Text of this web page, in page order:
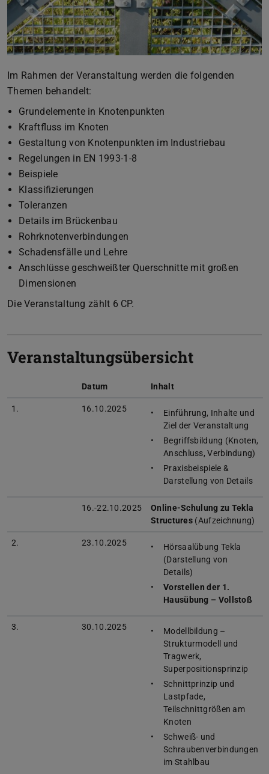
Im Rahmen der Veranstaltung werden die folgenden
Themen behandelt:
Grundelemente in Knotenpunkten
Kraftfluss im Knoten
Gestaltung von Knotenpunkten im Industriebau
Regelungen in EN 1993-1-8
Beispiele
Klassifizierungen
Toleranzen
Details im Brückenbau
Rohrknotenverbindungen
Schadensfälle und Lehre
Anschlüsse geschweißter Querschnitte mit großen
Dimensionen
Die Veranstaltung zählt 6 CP.
Veranstaltungsübersicht
Datum Inhalt
1. 16.10.2025
Einführung, Inhalte und
Ziel der Veranstaltung
Begriffsbildung (Knoten,
Anschluss, Verbindung)
Praxisbeispiele &
Darstellung von Details
16.-22.10.2025
Online-Schulung zu Tekla
Structures (Aufzeichnung)
2. 23.10.2025
Hörsaalübung Tekla
(Darstellung von
Details)
Vorstellen der 1.
Hausübung – Vollstoß
3. 30.10.2025
Modellbildung –
Strukturmodell und
Tragwerk,
Superpositionsprinzip
Schnittprinzip und
Lastpfade,
Teilschnittgrößen am
Knoten
Schweiß- und
Schraubenverbindungen
im Stahlbau